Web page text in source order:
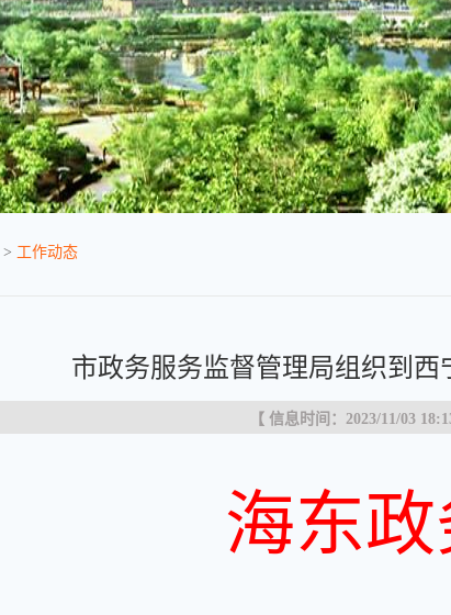
> 工作动态
市政务服务监督管理局组织到
【 信息时间：2023/11/03
海东